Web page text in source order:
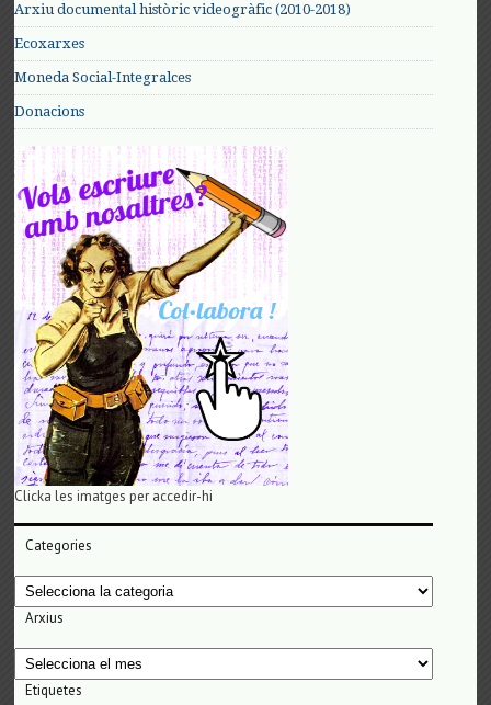
Arxiu documental històric videogràfic (2010-2018)
Ecoxarxes
Moneda Social-Integralces
Donacions
Clicka les imatges per accedir-hi
Categories
Categories
Arxius
Arxius
Etiquetes